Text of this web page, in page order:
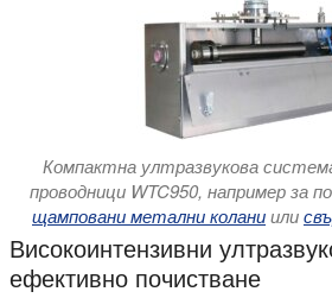
Компактна ултразвукова
проводници WTC950, например за
щамповани метални коланиили
Високоинтензивни
ефективно почистване